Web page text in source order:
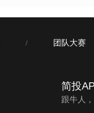
/ 团队大赛
简投
跟牛人